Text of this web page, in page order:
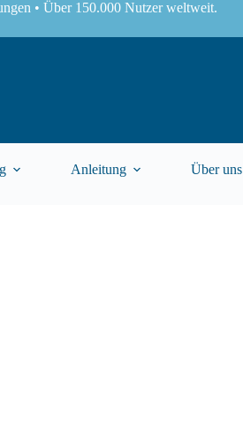
• Über 150.000 Nutzer weltweit.
Anleitung Über uns